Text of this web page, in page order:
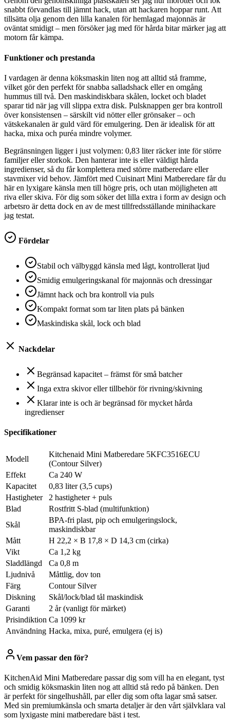
snabbt förvandlas till jämnt hack, utan att hackaren hoppar runt. Att
tillsätta olja genom den lilla kanalen för hemlagad majonnäs är
oväntat smidigt – men försöker jag med för hårda bitar märker jag att
motorn får kämpa.
Funktioner och prestanda
I vardagen är denna köksmaskin liten nog att alltid stå framme,
vilket gör den perfekt för snabba salladshack eller en omgång
hummus till två. Den maskindiskbara skålen, locket och bladet
sparar tid när jag vill slippa extra disk. Pulsknappen ger bra kontroll
över konsistensen – särskilt vid nötter eller grönsaker – och
vätskekanalen är guld värd för emulgering. Den är idealisk för att
hacka, mixa och puréa mindre volymer.
Begränsningen ligger i just volymen: 0,83 liter räcker inte för större
familjer eller storkok. Den hanterar inte is eller väldigt hårda
ingredienser, så du får komplettera med större matberedare eller
stavmixer vid behov. Jämfört med Cuisinart Mini Matberedare får du
här en lyxigare känsla men till högre pris, och utan möjligheten att
riva eller skiva. För dig som söker det lilla extra i form av design och
arbetsro är detta dock en av de mest tillfredsställande minihackare
jag testat.
Fördelar
Stabil och välbyggd känsla med lågt, kontrollerat ljud
Smidig emulgeringskanal för majonnäs och dressingar
Jämnt hack och bra kontroll via puls
Kompakt format som tar liten plats på bänken
Maskindiska skål, lock och blad
Nackdelar
Begränsad kapacitet – främst för små batcher
Inga extra skivor eller tillbehör för rivning/skivning
Klarar inte is och är begränsad för mycket hårda
ingredienser
Specifikationer
Modell
Kitchenaid Mini Matberedare 5KFC3516ECU
(Contour Silver)
Effekt
Ca 240 W
Kapacitet
0,83 liter (3,5 cups)
Hastigheter
2 hastigheter + puls
Blad
Rostfritt S-blad (multifunktion)
Skål
BPA-fri plast, pip och emulgeringslock,
maskindiskbar
Mått
H 22,2 × B 17,8 × D 14,3 cm (cirka)
Vikt
Ca 1,2 kg
Sladdlängd
Ca 0,8 m
Ljudnivå
Måttlig, dov ton
Färg
Contour Silver
Diskning
Skål/lock/blad tål maskindisk
Garanti
2 år (vanligt för märket)
Prisindiktion Ca 1099 kr
Användning Hacka, mixa, puré, emulgera (ej is)
Vem passar den för?
KitchenAid Mini Matberedare passar dig som vill ha en elegant, tyst
och smidig köksmaskin liten nog att alltid stå redo på bänken. Den
är perfekt för singelhushåll, par eller dig som ofta lagar små satser.
Med sin premiumkänsla och smarta detaljer är den vårt självklara val
som lyxigaste mini matberedare bäst i test.